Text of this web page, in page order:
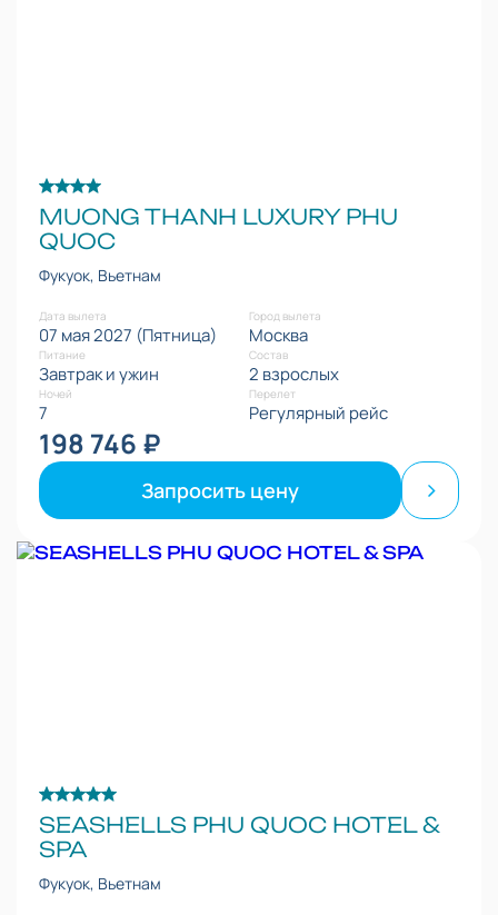
MUONG THANH LUXURY PHU
QUOC
Фукуок, Вьетнам
Дата вылета
07 мая 2027 (Пятница)
Город вылета
Москва
Питание
Завтрак и ужин
Состав
2 взрослых
Ночей
7
Перелет
Регулярный рейс
198 746 ₽
Запросить цену
SEASHELLS PHU QUOC HOTEL &
SPA
Фукуок, Вьетнам